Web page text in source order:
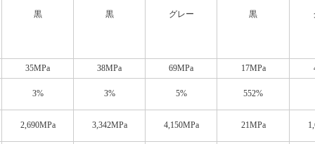
黒 黒 グレー 黒
35MPa 38MPa 69MPa 17MPa
3% 3% 5% 552%
2,690MPa 3,342MPa 4,150MPa 21MPa